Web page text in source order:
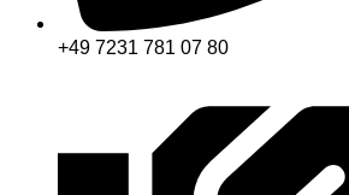
+49 7231 781 07 80